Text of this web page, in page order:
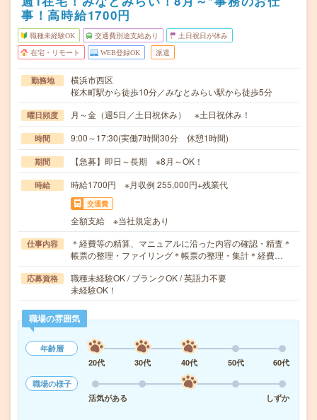
事！高時給1700円
職種未経験OK 交通費別途支給あり 土日祝日が休み
在宅・リモート WEB登録OK 派遣
勤務地
横浜市西区
桜木町駅から徒歩10分／みなとみらい駅から徒歩5分
曜日頻度 月～金（週5日／土日祝休み） ※土日祝休み！
時間 9:00～17:30(実働7時間30分 休憩1時間)
期間 【急募】即日～長期 ※8月～OK！
時給 時給1700円 ※月収例 255,000円+残業代
交通費
全額支給 ※当社規定あり
仕事内容
＊経費等の精算、マニュアルに沿った内容の確認・精査＊
帳票の整理・ファイリング＊帳票の整理・集計＊経費…
応募資格
職種未経験OK / ブランクOK / 英語力不要
未経験OK！
職場の雰囲気
年齢層
20代
30代 40代 50代
60代
職場の様子
活気がある
しずか